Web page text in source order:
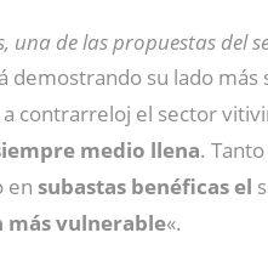
de las propuestas del
demostrando su lado
contrarreloj el sector
medio llena.
en subastas benéficas el
más vulnerable«.